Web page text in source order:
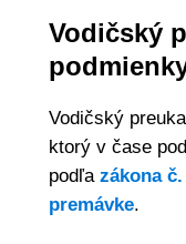
Vodičský
Vodičský
ktorý v čase
podľa zákona
premávke.